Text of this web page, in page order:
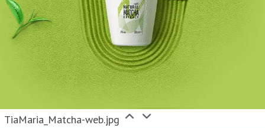
TiaMaria_Matcha-web.jpg